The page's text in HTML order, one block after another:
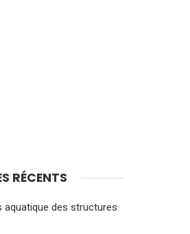
RÉCENTS
aquatique des structures